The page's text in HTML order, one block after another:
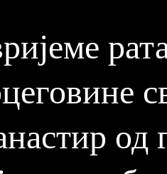
од